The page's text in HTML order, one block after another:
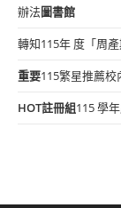
辦法圖書館
轉知115年 度「周
重要115繁星推薦校
HOT註冊組115 學